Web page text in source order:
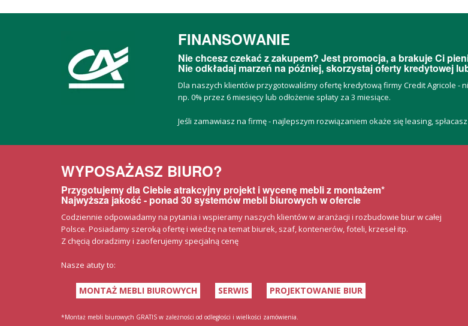
FINANSOWANIE
Nie chcesz czekać z zakupem? Jest promocja, a brakuje Ci
Nie odkładaj marzeń na później, skorzystaj oferty kredytowej
Dla naszych klientów przygotowaliśmy ofertę kredytową firmy Credit Agricole
np. 0% przez 6 miesięcy lub odłożenie spłaty za 3 miesiące.
Jeśli zamawiasz na firmę - najlepszym rozwiązaniem okaże się leasing,
WYPOSAŻASZ BIURO?
Przygotujemy dla Ciebie atrakcyjny projekt i wycenę mebli z montażem*
Najwyższa jakość - ponad 30 systemów mebli biurowych w ofercie
Codziennie odpowiadamy na pytania i wspieramy naszych klientów w aranżacji i rozbudowie biur w całej
Polsce. Posiadamy szeroką ofertę i wiedzę na temat biurek, szaf, kontenerów, foteli, krzeseł itp.
Z chęcią doradzimy i zaoferujemy specjalną cenę
Nasze atuty to:
MONTAŻ MEBLI BIUROWYCH SERWIS PROJEKTOWANIE BIUR
*Montaż mebli biurowych GRATIS w zależności od odległości i wielkości zamówienia.